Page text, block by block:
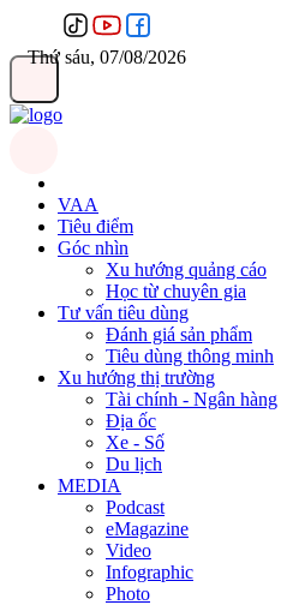
Thứ sáu, 07/08/2026
VAA
Tiêu điểm
Góc nhìn
Xu hướng quảng cáo
Học từ chuyên gia
Tư vấn tiêu dùng
Đánh giá sản phẩm
Tiêu dùng thông minh
Xu hướng thị trường
Tài chính - Ngân hàng
Địa ốc
Xe - Số
Du lịch
MEDIA
Podcast
eMagazine
Video
Infographic
Photo